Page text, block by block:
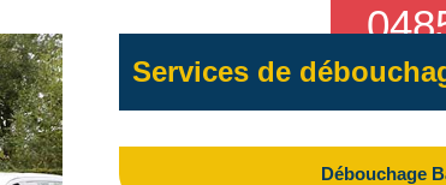
Services de
Débouchage